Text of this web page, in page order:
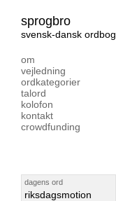
sprogbro
svensk-dansk ordbog
om
vejledning
ordkategorier
talord
kolofon
kontakt
crowdfunding
dagens ord
riksdagsmotion